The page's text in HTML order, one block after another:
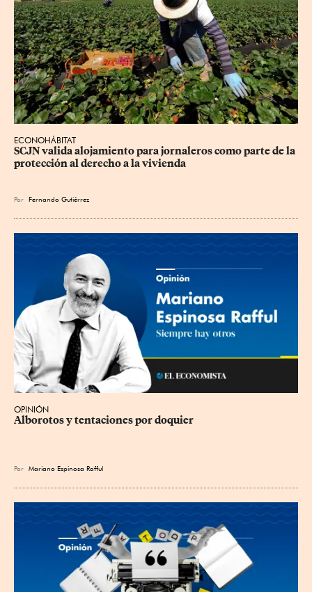
ECONOHÁBITAT
SCJN valida alojamiento para jornaleros como parte de la
protección al derecho a la vivienda
Por Fernando Gutiérrez
OPINIÓN
Alborotos y tentaciones por doquier
Por Mariano Espinosa Rafful